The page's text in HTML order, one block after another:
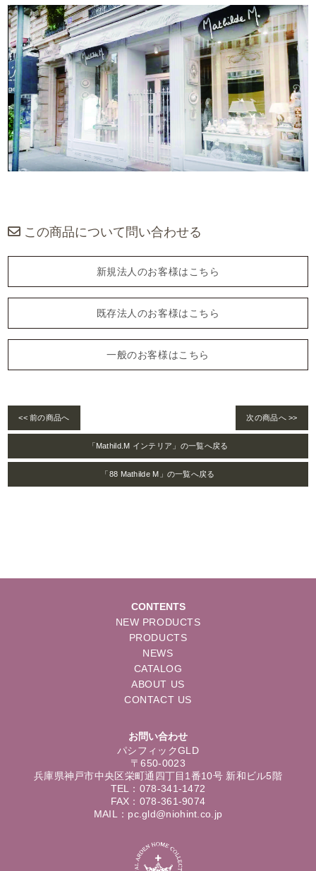
この商品について問い合わせる
新規法人のお客様はこちら
既存法人のお客様はこちら
一般のお客様はこちら
<< 前の商品へ 次の商品へ >>
「Mathild.M インテリア」の一覧へ戻る
「88 Mathilde M」の一覧へ戻る
CONTENTS
NEW PRODUCTS
PRODUCTS
NEWS
CATALOG
ABOUT US
CONTACT US
お問い合わせ
パシフィックGLD
〒650-0023
兵庫県神戸市中央区栄町通四丁目1番10号 新和ビル5階
TEL：078-341-1472
FAX：078-361-9074
MAIL：pc.gld@niohint.co.jp